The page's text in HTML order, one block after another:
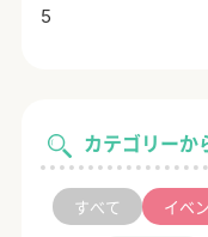
カテゴリーか
すべて イベ
5